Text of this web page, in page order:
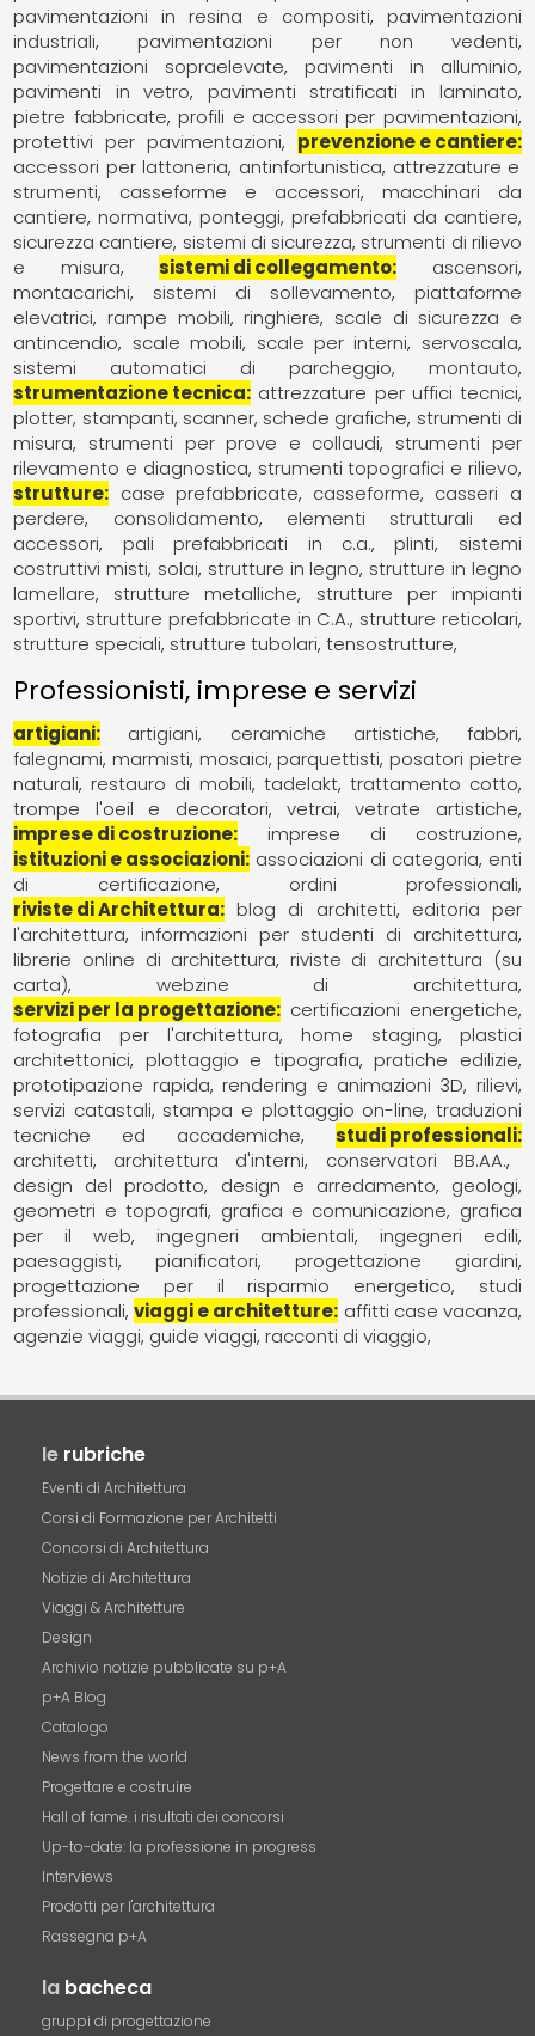
pavimentazioni in resina e compositi
pavimentazioni
industriali
pavimentazioni per non vedenti
pavimentazioni sopraelevate
pavimenti in alluminio
pavimenti in vetro
pavimenti stratificati in laminato
pietre fabbricate profili e accessori per pavimentazioni
protettivi per pavimentazioni
prevenzione e cantiere
accessori per lattoneria antinfortunistica attrezzature e
strumenti
casseforme e accessori
macchinari da
cantiere normativa ponteggi prefabbricati da cantiere
sicurezza cantiere sistemi di sicurezza strumenti di rilievo
e misura
sistemi di collegamento
ascensori
montacarichi, sistemi di sollevamento
piattaforme
elevatrici rampe mobili ringhiere
scale di sicurezza e
antincendio
scale mobili scale per interni
servoscala
sistemi automatici di parcheggio, montauto
strumentazione tecnica attrezzature per uffici tecnici
plotter, stampanti, scanner, schede grafiche strumenti di
misura
strumenti per prove e collaudi
strumenti per
rilevamento e diagnostica strumenti topografici e rilievo
strutture
case prefabbricate
casseforme, casseri a
perdere
consolidamento
elementi strutturali ed
accessori
pali prefabbricati in c.a. plinti
sistemi
costruttivi misti solai strutture in legno strutture in legno
lamellare
strutture metalliche
strutture per impianti
sportivi strutture prefabbricate in C.A. strutture reticolari
strutture speciali strutture tubolari tensostrutture
Professionisti, imprese e servizi
artigiani artigiani ceramiche artistiche
fabbri
falegnami marmisti mosaici parquettisti posatori pietre
naturali restauro di mobili tadelakt trattamento cotto
trompe l'oeil e decoratori
vetrai
vetrate artistiche
imprese di costruzione
imprese di costruzione
istituzioni e associazioni associazioni di categoria enti
di certificazione
ordini professionali
riviste di Architettura
blog di architetti
editoria per
l'architettura
informazioni per studenti di architettura
librerie online di architettura riviste di architettura (su
carta)
webzine di architettura
servizi per la progettazione
certificazioni energetiche
fotografia per l'architettura
home staging
plastici
architettonici
plottaggio e tipografia
pratiche edilizie
prototipazione rapida rendering e animazioni 3D rilievi
servizi catastali stampa e plottaggio on-line traduzioni
tecniche ed accademiche
studi professionali
architetti
architettura d'interni
conservatori BB.AA.
design del prodotto
design e arredamento
geologi
geometri e topografi grafica e comunicazione grafica
per il web
ingegneri ambientali
ingegneri edili
paesaggisti
pianificatori
progettazione giardini
progettazione per il risparmio energetico
studi
professionali viaggi e architetture affitti case vacanza
agenzie viaggi guide viaggi racconti di viaggio
le rubriche
Eventi di Architettura
Corsi di Formazione per Architetti
Concorsi di Architettura
Notizie di Architettura
Viaggi & Architetture
Design
Archivio notizie pubblicate su p+A
p+A Blog
Catalogo
News from the world
Progettare e costruire
Hall of fame. i risultati dei concorsi
Up-to-date: la professione in progress
Interviews
Prodotti per l'architettura
Rassegna p+A
la bacheca
gruppi di progettazione